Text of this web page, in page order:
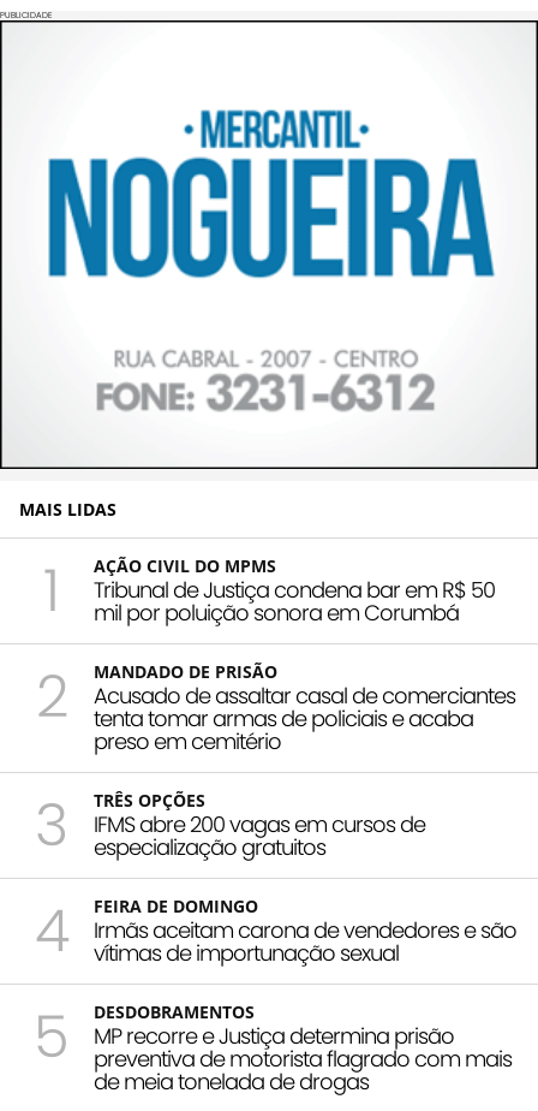
PUBLICIDADE
MAIS LIDAS
1 AÇÃO CIVIL DO MPMS
Tribunal de Justiça condena bar em R$ 50
mil por poluição sonora em Corumbá
2 MANDADO DE PRISÃO
Acusado de assaltar casal de comerciantes
tenta tomar armas de policiais e acaba
preso em cemitério
3 TRÊS OPÇÕES
IFMS abre 200 vagas em cursos de
especialização gratuitos
4 FEIRA DE DOMINGO
Irmãs aceitam carona de vendedores e são
vítimas de importunação sexual
5 DESDOBRAMENTOS
MP recorre e Justiça determina prisão
preventiva de motorista flagrado com mais
de meia tonelada de drogas